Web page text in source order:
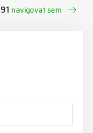
navigovat sem